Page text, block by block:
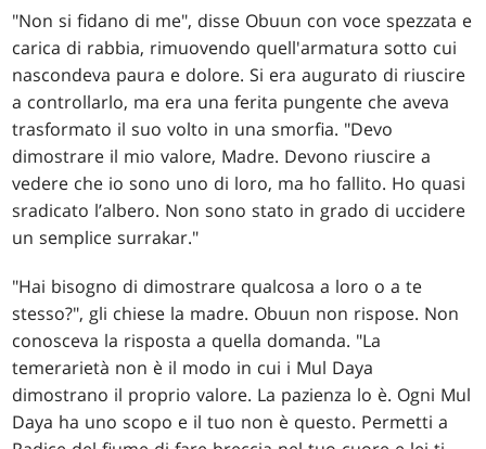
"Non si fidano di me", disse Obuun con voce spezzata e
carica di rabbia, rimuovendo quell'armatura sotto cui
nascondeva paura e dolore. Si era augurato di riuscire
a controllarlo, ma era una ferita pungente che aveva
trasformato il suo volto in una smorfia. "Devo
dimostrare il mio valore, Madre. Devono riuscire a
vedere che io sono uno di loro, ma ho fallito. Ho quasi
sradicato l’albero. Non sono stato in grado di uccidere
un semplice surrakar."
"Hai bisogno di dimostrare qualcosa a loro o a te
stesso?", gli chiese la madre. Obuun non rispose. Non
conosceva la risposta a quella domanda. "La
temerarietà non è il modo in cui i Mul Daya
dimostrano il proprio valore. La pazienza lo è. Ogni Mul
Daya ha uno scopo e il tuo non è questo. Permetti a